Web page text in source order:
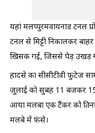
यहां मलप्पुरमवायनाड टनल
टनल से मिट्टी निकालकर
खिसक गई, जिससे पेड़ उखड़
हादसे का सीसीटीवी फुटेज
जुलाई को सुबह 11 बजकर
आया मलबा एक टैंकर को
मलबे में फंसे।